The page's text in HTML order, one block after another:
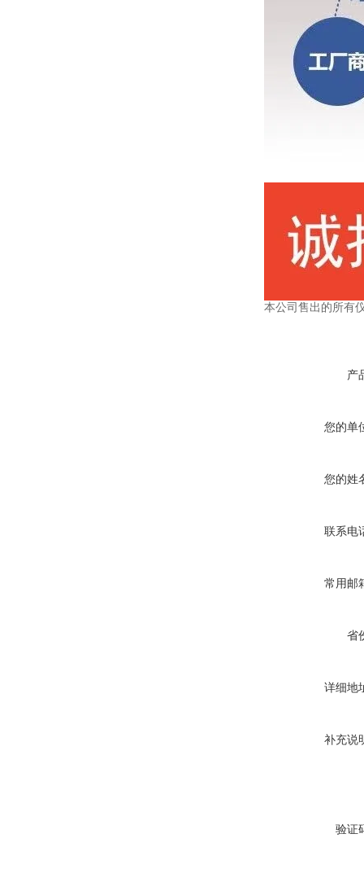
本公司售出的所有
产
您的单
您的姓
联系电
常用邮
省
详细地
补充说
验证